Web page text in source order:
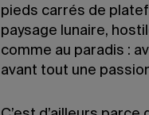
pieds carrés de
paysage lunaire,
comme au paradis :
avant tout une